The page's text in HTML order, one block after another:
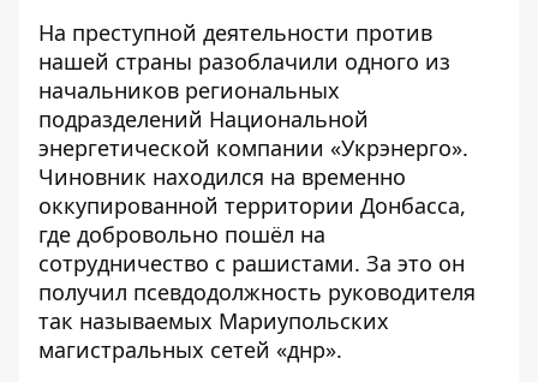
На преступной деятельности против
нашей страны разоблачили одного из
начальников региональных
подразделений Национальной
энергетической компании «Укрэнерго».
Чиновник находился на временно
оккупированной территории Донбасса,
где добровольно пошёл на
сотрудничество с рашистами. За это он
получил псевдодолжность руководителя
так называемых Мариупольских
магистральных сетей «днр».